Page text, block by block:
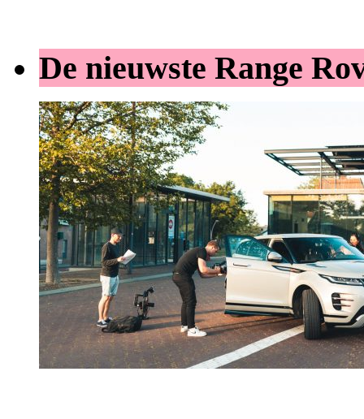
De nieuwste Range